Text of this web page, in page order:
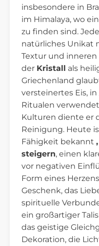
insbesondere in
im Himalaya, wo
zu finden sind.
natürliches Unikat
Textur und
der Kristall als
Griechenland
versteinertes Eis,
Ritualen
Kulturen diente er
Reinigung. Heute
Fähigkeit bekannt
steigern, einen
vor negativen
Form eines
Geschenk, das
spirituelle
ein großartiger
das geistige
Dekoration, die